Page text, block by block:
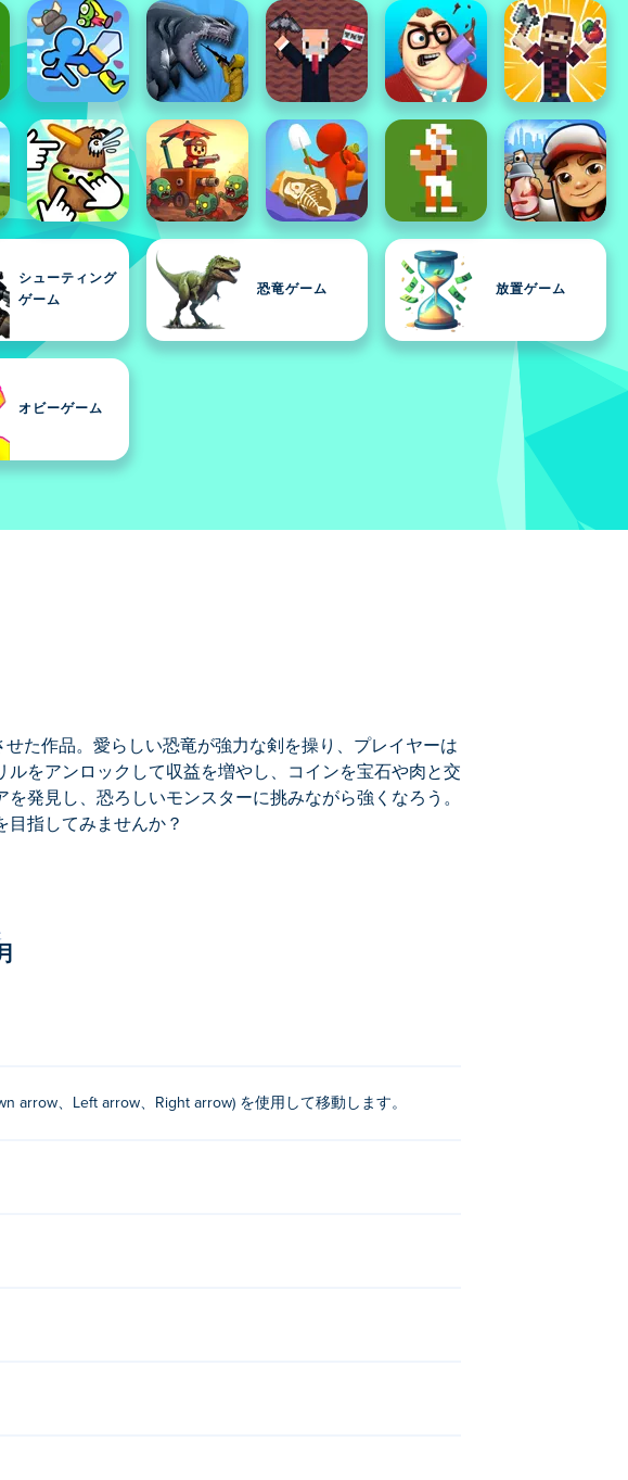
シューティング
ゲーム
恐竜ゲーム 放置ゲーム
オビーゲーム
た作品。愛らしい恐竜が強力な剣を操り、プレイヤーは
をアンロックして収益を増やし、コインを宝石や肉と交
発見し、恐ろしいモンスターに挑みながら強くなろう。
目指してみませんか？
操り、プレイヤーは操る！剣を振り回してコインを採
恐竜を目指してみませんか？
イできます。
arrow、Left arrow、Right arrow) を使用して移動します。